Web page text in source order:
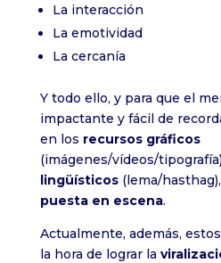
La interacción
La emotividad
La cercanía
Y todo ello, y para que el
impactante y fácil de
en los recursos gráficos
(imágenes/vídeos/
lingüísticos(lema/
puesta en escena.
Actualmente, además,
la hora de lograr la